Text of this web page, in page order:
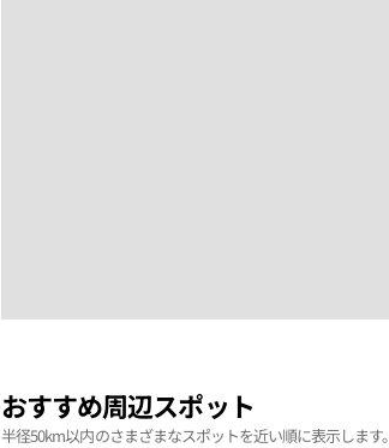
おすすめ周辺スポット
半径50km以内のさまざまなスポットを近い順に表示します。